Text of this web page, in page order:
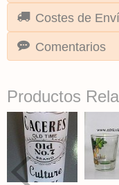
Costes de
Comentarios
Productos